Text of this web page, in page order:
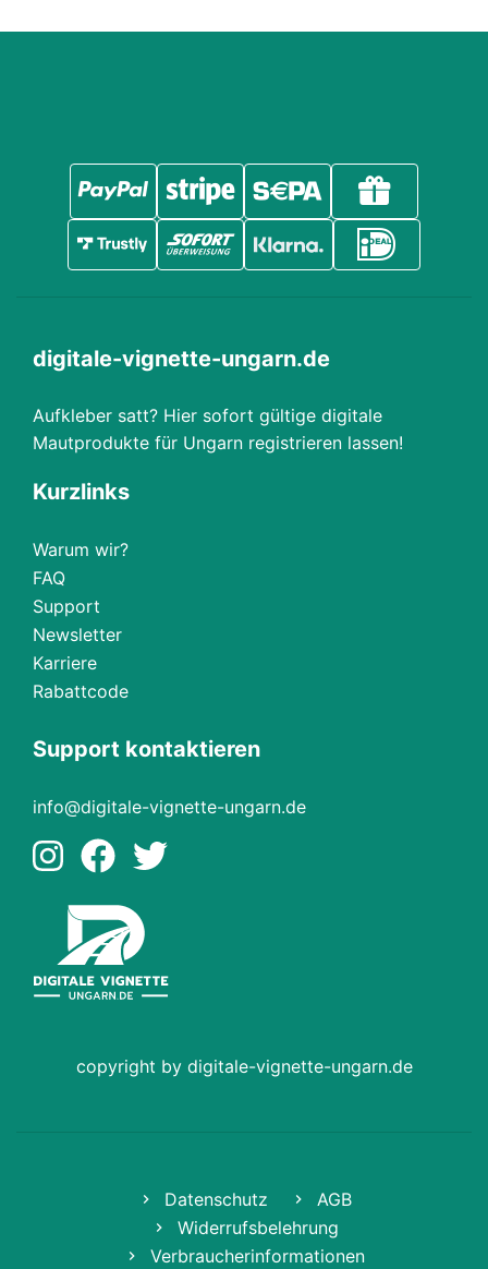
digitale-vignette-ungarn.de
Aufkleber satt? Hier sofort gültige digitale
Mautprodukte für Ungarn registrieren lassen!
Kurzlinks
Warum wir?
FAQ
Support
Newsletter
Karriere
Rabattcode
Support kontaktieren
info@digitale-vignette-ungarn.de
copyright by digitale-vignette-ungarn.de
Datenschutz
AGB
Widerrufsbelehrung
Verbraucherinformationen